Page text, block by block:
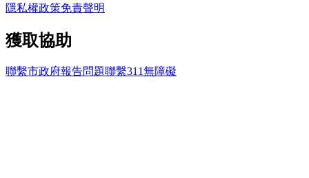
隱私權政策免責聲明
獲取協助
聯繫市政府報告問題聯繫311無障礙